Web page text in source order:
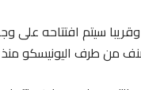
سيتم افتتاحه على
منذ 2014 إرثا عالميا .